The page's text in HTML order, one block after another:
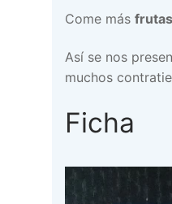
Come más
Así se nos
muchos
Ficha